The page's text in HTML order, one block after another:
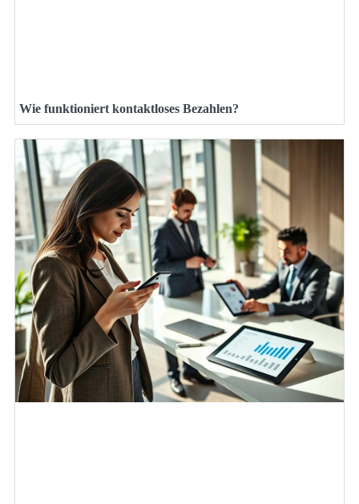
Wie funktioniert kontaktloses Bezahlen?